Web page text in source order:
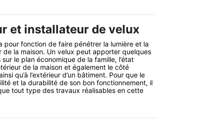
et installateur de velux
pour fonction de faire pénétrer la lumière et la
de la maison. Un velux peut apporter quelques
le plan économique de la famille, l’état
de la maison et également le côté
qu’à l’extérieur d’un bâtiment. Pour que le
et la durabilité de son bon fonctionnement, il
tout type des travaux réalisables en cette